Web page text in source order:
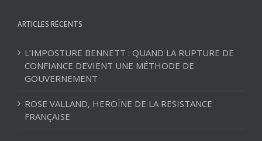
ARTICLES RÉCENTS
L’IMPOSTURE BENNETT : QUAND LA RUPTURE DE
CONFIANCE DEVIENT UNE MÉTHODE DE
GOUVERNEMENT
ROSE VALLAND, HEROÏNE DE LA RESISTANCE
FRANÇAISE